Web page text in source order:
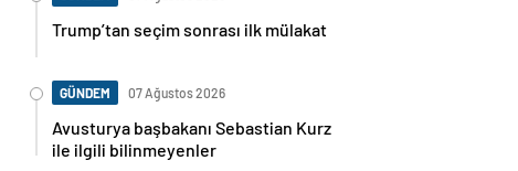
Trump’tan seçim sonrası ilk mülakat
GÜNDEM 07 Ağustos 2026
Avusturya başbakanı Sebastian Kurz
ile ilgili bilinmeyenler